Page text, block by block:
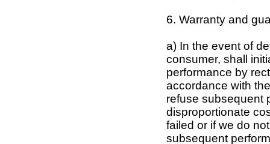
6. Warranty and
a) In the event of
consumer, shall
performance by
accordance with
refuse subsequent
disproportionate
failed or if we do
subsequent